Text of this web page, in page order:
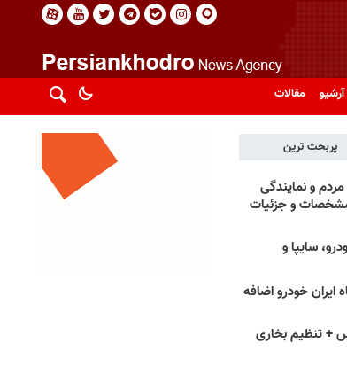
آرشیو مقالات
پربحث ترین
و نمایندگی
و جزئیات
سایپا و
ایران خودرو اضافه
+ تنظیم بخاری